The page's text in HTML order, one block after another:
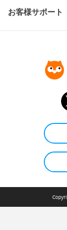
お客様サポート